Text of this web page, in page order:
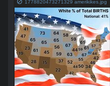
1778820473271329 amerikikes.jpg